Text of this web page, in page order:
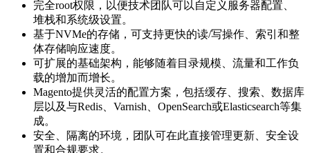
完全root权限，以便技术团队可以自定义服务器配置、
堆栈和系统级设置。
基于NVMe的存储，可支持更快的读/写操作、索引和整
体存储响应速度。
可扩展的基础架构，能够随着目录规模、流量和工作负
载的增加而增长。
Magento提供灵活的配置方案，包括缓存、搜索、数据库
层以及与Redis、Varnish、OpenSearch或Elasticsearch等集
成。
安全、隔离的环境，团队可在此直接管理更新、安全设
置和合规要求。